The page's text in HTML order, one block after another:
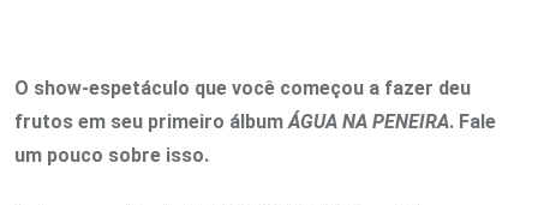
O show-espetáculo que você começou a fazer deu
frutos em seu primeiro álbumÁGUA NA PENEIRA. Fale
um pouco sobre isso.